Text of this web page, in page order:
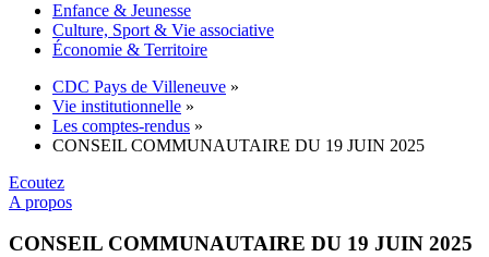
Enfance & Jeunesse
Culture, Sport & Vie associative
Économie & Territoire
CDC Pays de Villeneuve »
Vie institutionnelle »
Les comptes-rendus »
CONSEIL COMMUNAUTAIRE DU 19 JUIN 2025
Ecoutez
A propos
CONSEIL COMMUNAUTAIRE DU 19 JUIN 2025